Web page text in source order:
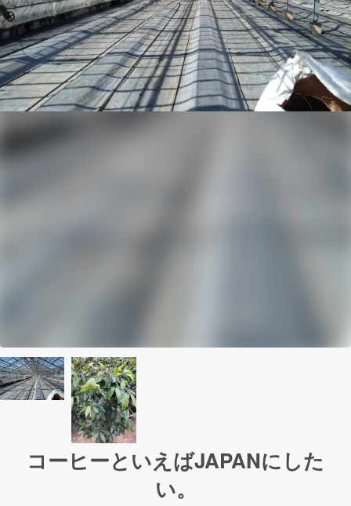
コーヒーといえばJAPANにした
い。